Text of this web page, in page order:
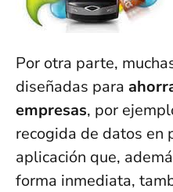
Por otra parte,
diseñadas para
empresas, por
recogida de datos en
aplicación que,
forma inmediata,